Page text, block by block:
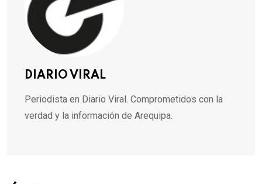
DIARIO VIRAL
Periodista en Diario Viral. Comprometidos con la
verdad y la información de Arequipa.